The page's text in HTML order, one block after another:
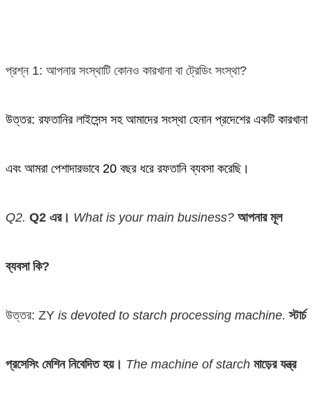
প্রশ্ন 1: আপনার সংস্থাটি কোনও কারখানা বা ট্রেডিং সংস্থা?
উত্তর: রফতানির লাইসেন্স সহ আমাদের সংস্থা হেনান প্রদেশের একটি কারখানা
এবং আমরা পেশাদারভাবে 20 বছর ধরে রফতানি ব্যবসা করেছি।
Q2. Q2 এর। What is your main business? আপনার মূল
ব্যবসা কি?
উত্তর: ZY is devoted to starch processing machine. স্টার্চ
প্রসেসিং মেশিন নিবেদিত হয়। The machine of starch মাড়ের যন্ত্র